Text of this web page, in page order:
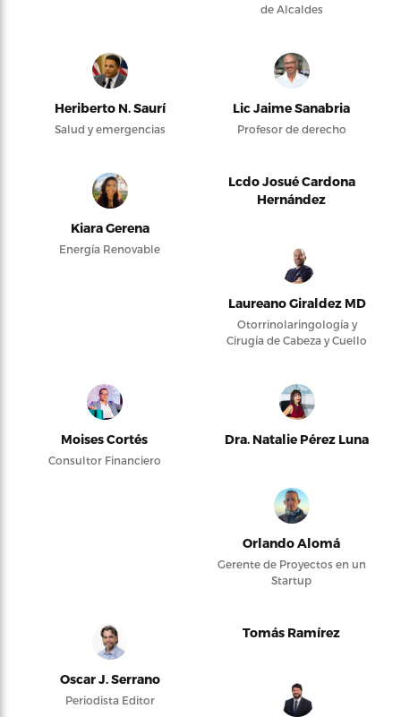
de Alcaldes
Heriberto N. Saurí
Salud y emergencias
Lic Jaime Sanabria
Profesor de derecho
Kiara Gerena
Energía Renovable
Lcdo Josué Cardona
Hernández
Laureano Giraldez MD
Otorrinolaringología y
Cirugía de Cabeza y Cuello
Moises Cortés
Consultor Financiero
Dra. Natalie Pérez Luna
Orlando Alomá
Gerente de Proyectos en un
Startup
Oscar J. Serrano
Periodista Editor
Tomás Ramírez